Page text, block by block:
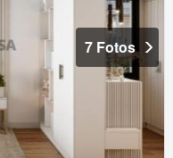
7 Fotos